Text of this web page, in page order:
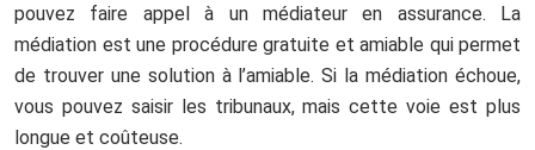
pouvez faire appel à un médiateur en assurance. La
médiation est une procédure gratuite et amiable qui permet
de trouver une solution à l’amiable. Si la médiation échoue,
vous pouvez saisir les tribunaux, mais cette voie est plus
longue et coûteuse.